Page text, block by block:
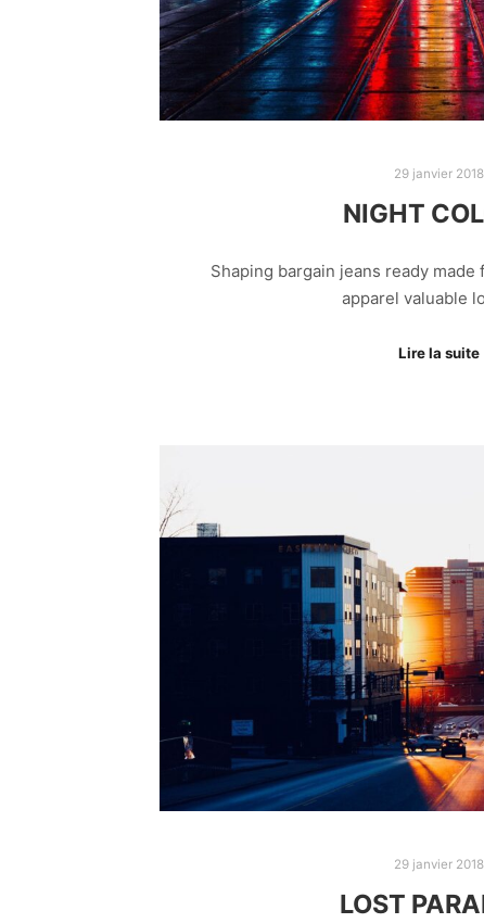
29 janvier 2018
NIGHT
Shaping bargain jeans ready
apparel valuable
Lire la suite
29 janvier 2018
LOST